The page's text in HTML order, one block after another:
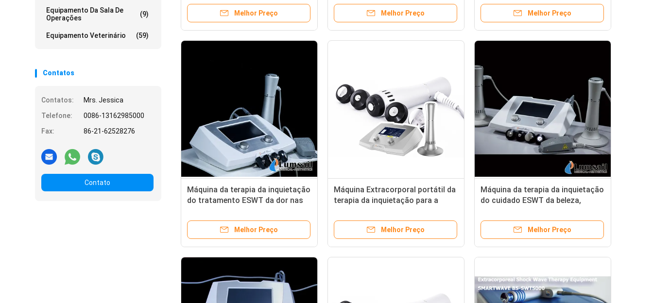
Equipamento Da Sala De
Operações
(9)
Equipamento Veterinário (59)
Contatos
Contatos:
Mrs. Jessica
Telefone:
0086-13162985000
Fax:
86-21-62528276
Contato
inquietação para o Tendonitis de
Melhor Preço
da síndrome de Tibialis
Melhor Preço
do salto
Melhor Preço
Máquina da terapia da inquietação
do tratamento ESWT da dor nas
para Fasciitis relativo à planta do
Melhor Preço
Máquina Extracorporal portátil da
terapia da inquietação para a
ortopédicos
Melhor Preço
Máquina da terapia da inquietação
do cuidado ESWT da beleza,
choque da fisioterapia
Melhor Preço